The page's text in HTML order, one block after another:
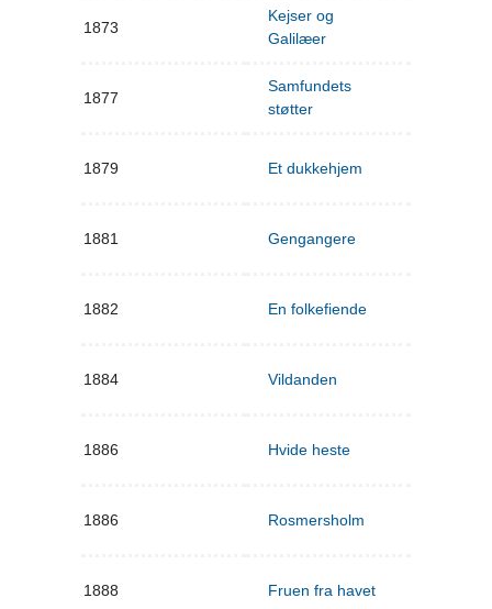
1873
Kejser og
Galilæer
1877
Samfundets
støtter
1879 Et dukkehjem
1881 Gengangere
1882 En folkefiende
1884 Vildanden
1886 Hvide heste
1886 Rosmersholm
1888 Fruen fra havet